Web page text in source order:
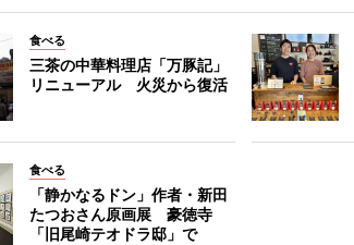
食べる
三茶の中華料理店「万豚記」
リニューアル 火災から復活
食べる
「静かなるドン」作者・新田
たつおさん原画展 豪徳寺
「旧尾崎テオドラ邸」で